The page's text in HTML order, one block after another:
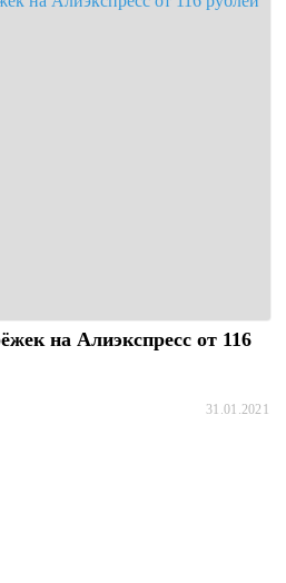
на Алиэкспресс от 116
31.01.2021